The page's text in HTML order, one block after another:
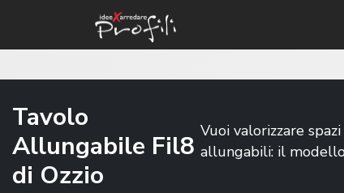
Tavolo
Allungabile Fil8
di Ozzio
Vuoi valorizzare
allungabili: il